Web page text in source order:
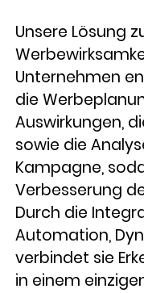
Unsere Lösung
Unternehmen
die
Auswirkungen,
sowie die
Kampagne,
Verbesserung
Durch die
Automation,
verbindet sie
in einem